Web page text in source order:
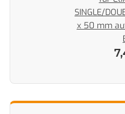
SINGLE/
x 50 mm